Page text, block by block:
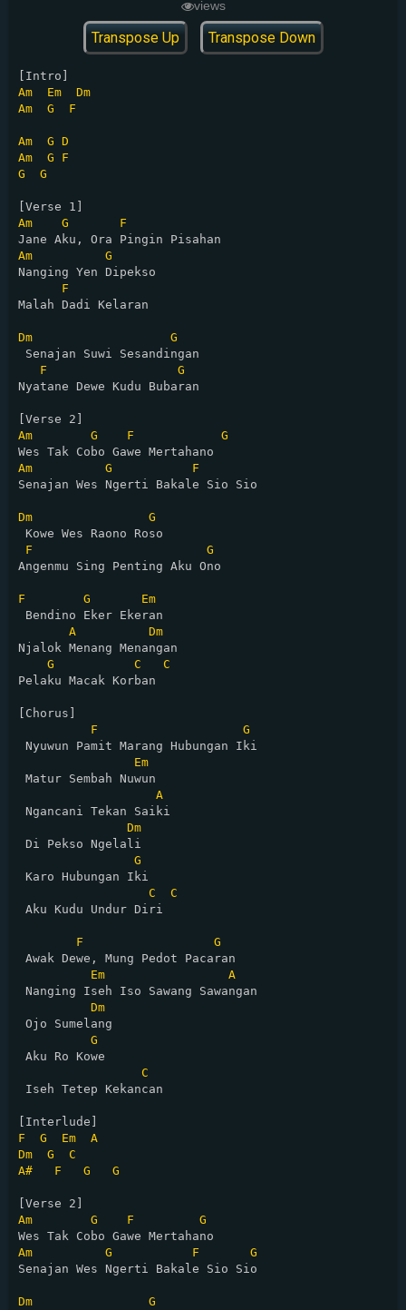
views
Transpose Up Transpose Down
Am
Em
Dm
Am
G F
Am G D
Am
G
F
G
G
Am
G
F
Am
G
Nanging Yen Dipekso
F
Malah Dadi Kelaran
Dm
G
Senajan Suwi Sesandingan
F
G
Nyatane Dewe Kudu Bubaran
Am
G F
G
Am
G
F
Senajan Wes Ngerti Bakale Sio Sio
Dm
G
Kowe Wes Raono Roso
F
G
Angenmu Sing Penting Aku Ono
F G
Em
Bendino Eker Ekeran
A
Dm
Njalok Menang Menangan
G
C
C
Pelaku Macak Korban
[Chorus]
F
G
Nyuwun Pamit Marang Hubungan Iki
Em
Matur Sembah Nuwun
A
Ngancani Tekan Saiki
Dm
Di Pekso Ngelali
G
Karo Hubungan Iki
C
C
Aku Kudu Undur Diri
F
G
Awak Dewe, Mung Pedot Pacaran
Em
A
Nanging Iseh Iso Sawang Sawangan
Dm
Ojo Sumelang
G
Aku Ro Kowe
C
Iseh Tetep Kekancan
F
G Em
A
Dm
G
C
A#
F G G
Am
G F
G
Am
G F
G
Senajan Wes Ngerti Bakale Sio Sio
Dm G